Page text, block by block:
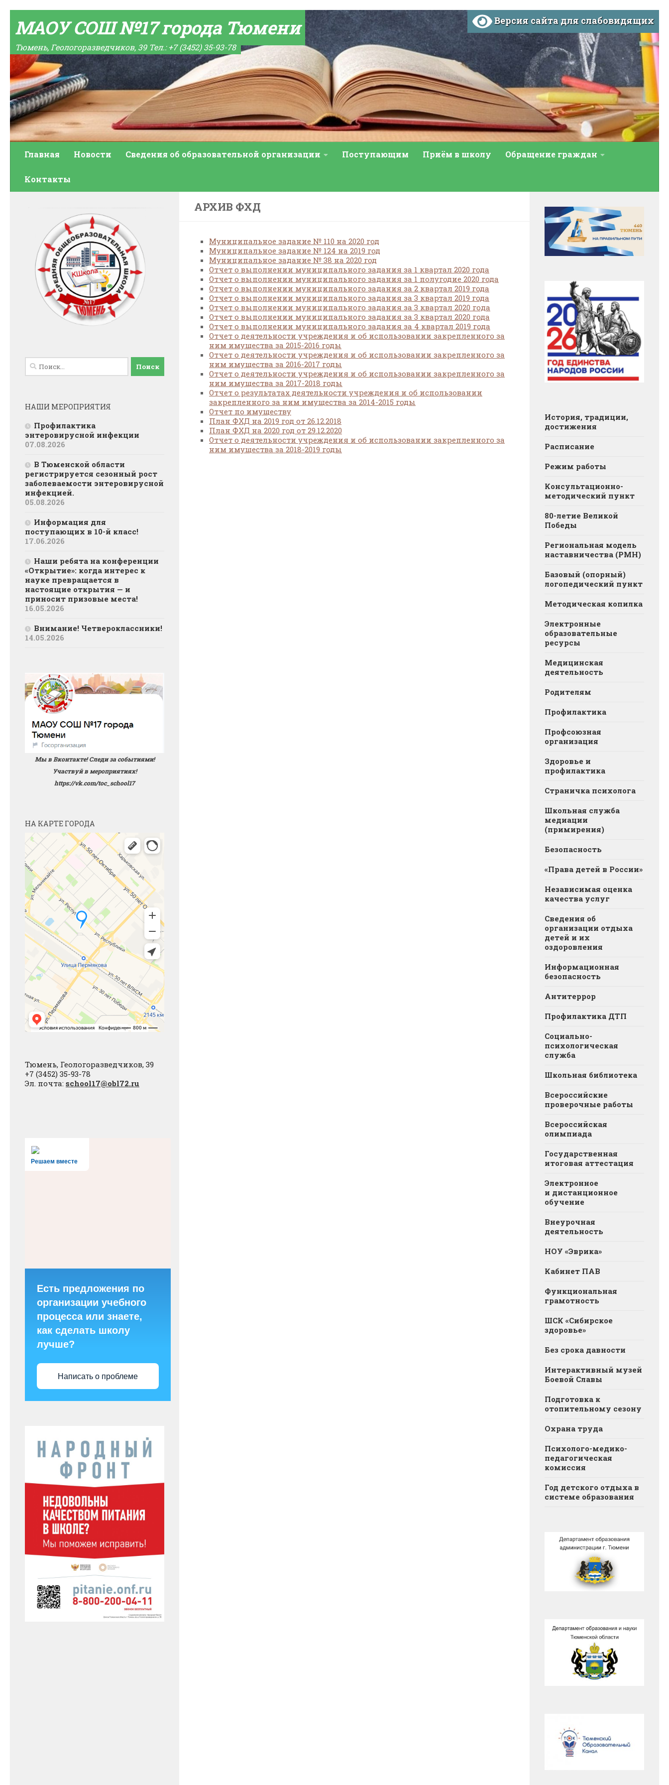
МАОУ СОШ №17 города Тюмени
Тюмень, Геологоразведчиков, 39 Тел.: +7 (3452) 35-93-78
Версия сайта для слабовидящих
Главная Новости Сведения об образовательной организации Поступающим Приём в школу Обращение граждан
Контакты
АРХИВ ФХД
Муниципальное задание № 110 на 2020 год
Муниципальное задание № 124 на 2019 год
Муниципальное задание № 38 на 2020 год
Отчет о выполнении муниципального задания за 1 квартал 2020 года
Отчет о выполнении муниципального задания за 1 полугодие 2020 года
Отчет о выполнении муниципального задания за 2 квартал 2019 года
Отчет о выполнении муниципального задания за 3 квартал 2019 года
Отчет о выполнении муниципального задания за 3 квартал 2020 гoда
Отчет о выполнении муниципального задания за 3 квартал 2020 года
Отчет о выполнении муниципального задания за 4 квартал 2019 года
Отчет о деятельности учреждения и об использовании закрепленного за
ним имущества за 2015-2016 годы
Отчет о деятельности учреждения и об использовании закрепленного за
ним имущества за 2016-2017 годы
Отчет о деятельности учреждения и об использовании закрепленного за
ним имущества за 2017-2018 годы
Отчет о результатах деятельности учреждения и об использовании
закрепленного за ним имущества за 2014-2015 годы
Отчет по имуществу
План ФХД на 2019 год от 26.12.2018
План ФХД на 2020 год от 29.12.2020
Отчет о деятельности учреждения и об использовании закрепленного за
ним имущества за 2018-2019 годы
Найти:
НАШИ МЕРОПРИЯТИЯ
Профилактика
энтеровирусной инфекции
07.08.2026
В Тюменской области
регистрируется сезонный рост
заболеваемости энтеровирусной
инфекцией.
05.08.2026
Информация для
поступающих в 10-й класс!
17.06.2026
Наши ребята на конференции
«Открытие»: когда интерес к
науке превращается в
настоящие открытия — и
приносит призовые места!
16.05.2026
Внимание! Четвероклассники!
14.05.2026
Мы в Вконтакте! Следи за событиями!
Участвуй в мероприятиях!
https://vk.com/toc_school17
НА КАРТЕ ГОРОДА
Тюмень, Геологоразведчиков, 39
+7 (3452) 35-93-78
Эл. почта: school17@obl72.ru
Решаем вместе
Есть предложения по
организации учебного
процесса или знаете,
как сделать школу
лучше?
Написать о проблеме
История, традиции,
достижения
Расписание
Режим работы
Консультационно-
методический пункт
80-летие Великой
Победы
Региональная модель
наставничества (РМН)
Базовый (опорный)
логопедический пункт
Методическая копилка
Электронные
образовательные
ресурсы
Медицинская
деятельность
Родителям
Профилактика
Профсоюзная
организация
Здоровье и
профилактика
Страничка психолога
Школьная служба
медиации
(примирения)
Безопасность
«Права детей в России»
Независимая оценка
качества услуг
Сведения об
организации отдыха
детей и их
оздоровления
Информационная
безопасность
Антитеррор
Профилактика ДТП
Социально-
психологическая
служба
Школьная библиотека
Всероссийские
проверочные работы
Всероссийская
олимпиада
Государственная
итоговая аттестация
Электронное
и дистанционное
обучение
Внеурочная
деятельность
НОУ «Эврика»
Кабинет ПАВ
Функциональная
грамотность
ШСК «Сибирское
здоровье»
Без срока давности
Интерактивный музей
Боевой Славы
Подготовка к
отопительному сезону
Охрана труда
Психолого-медико-
педагогическая
комиссия
Год детского отдыха в
системе образования